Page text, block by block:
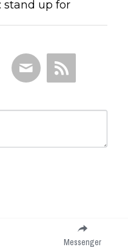
stand up for
Messenger